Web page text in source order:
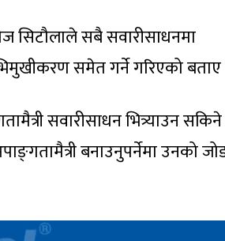
सिटौलाले सबै सवारीसाधनमा
समेत गर्ने गरिएको बताए
सवारीसाधन भित्र्याउन सकिने
बनाउनुपर्नेमा उनको